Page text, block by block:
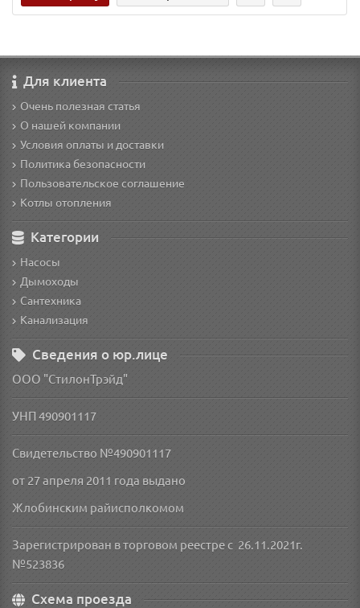
Для клиента
Очень полезная статья
О нашей компании
Условия оплаты и доставки
Политика безопасности
Пользовательское соглашение
Котлы отопления
Категории
Насосы
Дымоходы
Сантехника
Канализация
Сведения о юр.лице
ООО "СтилонТрэйд"
УНП 490901117
Свидетельство №490901117
от 27 апреля 2011 года выдано
Жлобинским райисполкомом
Зарегистрирован в торговом реестре с 26.11.2021г.
№523836
Схема проезда